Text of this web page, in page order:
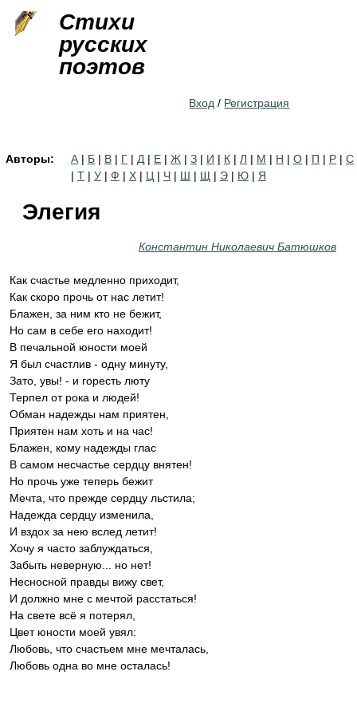
Стихи
русских
поэтов
Вход / Регистрация
Авторы: А | Б | В | Г | Д | Е | Ж | З | И | К | Л | М | Н | О | П | Р | С
| Т | У | Ф | Х | Ц | Ч | Ш | Щ | Э | Ю | Я
Элегия
Константин Николаевич Батюшков
Как счастье медленно приходит,
Как скоро прочь от нас летит!
Блажен, за ним кто не бежит,
Но сам в себе его находит!
В печальной юности моей
Я был счастлив - одну минуту,
Зато, увы! - и горесть люту
Терпел от рока и людей!
Обман надежды нам приятен,
Приятен нам хоть и на час!
Блажен, кому надежды глас
В самом несчастье сердцу внятен!
Но прочь уже теперь бежит
Мечта, что прежде сердцу льстила;
Надежда сердцу изменила,
И вздох за нею вслед летит!
Хочу я часто заблуждаться,
Забыть неверную... но нет!
Несносной правды вижу свет,
И должно мне с мечтой расстаться!
На свете всё я потерял,
Цвет юности моей увял:
Любовь, что счастьем мне мечталась,
Любовь одна во мне осталась!